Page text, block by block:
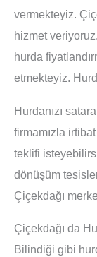
vermekteyiz.
hizmet
hurda
etmekteyiz.
Hurdanızı
firmamızla
teklifi
dönüşüm
Çiçekdağı
Çiçekdağı da
Bilindiği gibi